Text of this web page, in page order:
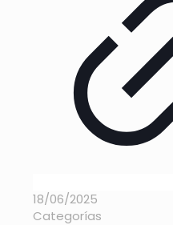
18/06/2025
Categorías